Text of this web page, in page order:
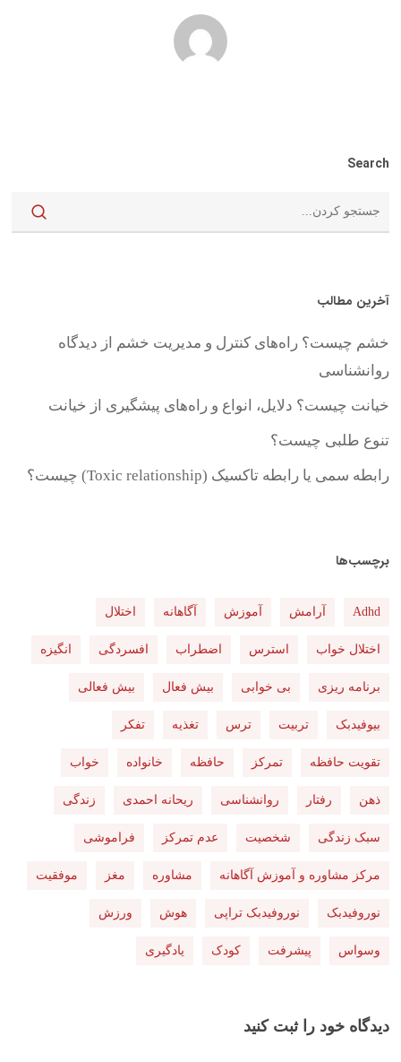
Search
آخرین مطالب
خشم چیست؟ راه‌های کنترل و مدیریت خشم از دیدگاه
روانشناسی
خیانت چیست؟ دلایل، انواع و راه‌های پیشگیری از خیانت
تنوع طلبی چیست؟
رابطه سمی یا رابطه تاکسیک (Toxic relationship) چیست؟
برچسب‌ها
Adhd آرامش آموزش آگاهانه اختلال
اختلال خواب استرس اضطراب افسردگی انگیزه
برنامه ریزی بی خوابی بیش فعال بیش فعالی
بیوفیدبک تربیت ترس تغذیه تفکر
تقویت حافظه تمرکز حافظه خانواده خواب
ذهن رفتار روانشناسی ریحانه احمدی زندگی
سبک زندگی شخصیت عدم تمرکز فراموشی
مرکز مشاوره و آموزش آگاهانه مشاوره مغز موفقیت
نوروفیدبک نوروفیدبک تراپی هوش ورزش
وسواس پیشرفت کودک یادگیری
دیدگاه خود را ثبت کنید